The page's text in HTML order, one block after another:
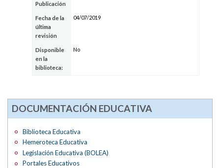
Publicación
Fecha de la
última
revisión
04/07/2019
Disponible
en la
biblioteca:
No
DOCUMENTACIÓN EDUCATIVA
Biblioteca Educativa
Hemeroteca Educativa
Legislación Educativa (BOLEA)
Portales Educativos